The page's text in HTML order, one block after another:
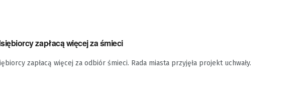
zapłacą więcej za śmieci
zapłacą więcej za odbiór śmieci. Rada miasta przyjęła projekt uchwały.